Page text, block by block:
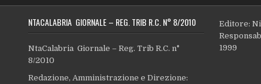
NTACALABRIA GIORNALE – REG. TRIB R.C. N° 8/2010
NtaCalabria Giornale – Reg. Trib R.C. n°
8/2010
Redazione, Amministrazione e Direzione:
Editore:
1999